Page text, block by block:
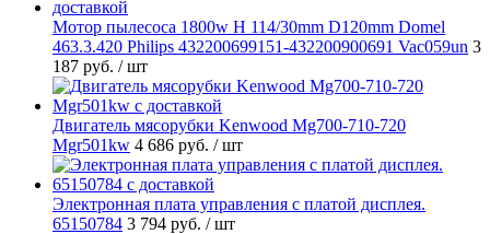
Мотор пылесоса 1800w H 114/30mm D120mm Domel
463.3.420 Philips 432200699151-432200900691 Vac059un 3
187 руб. / шт
Двигатель мясорубки Kenwood Mg700-710-720
Mgr501kw 4 686 руб. / шт
Электронная плата управления с платой дисплея.
65150784 3 794 руб. / шт